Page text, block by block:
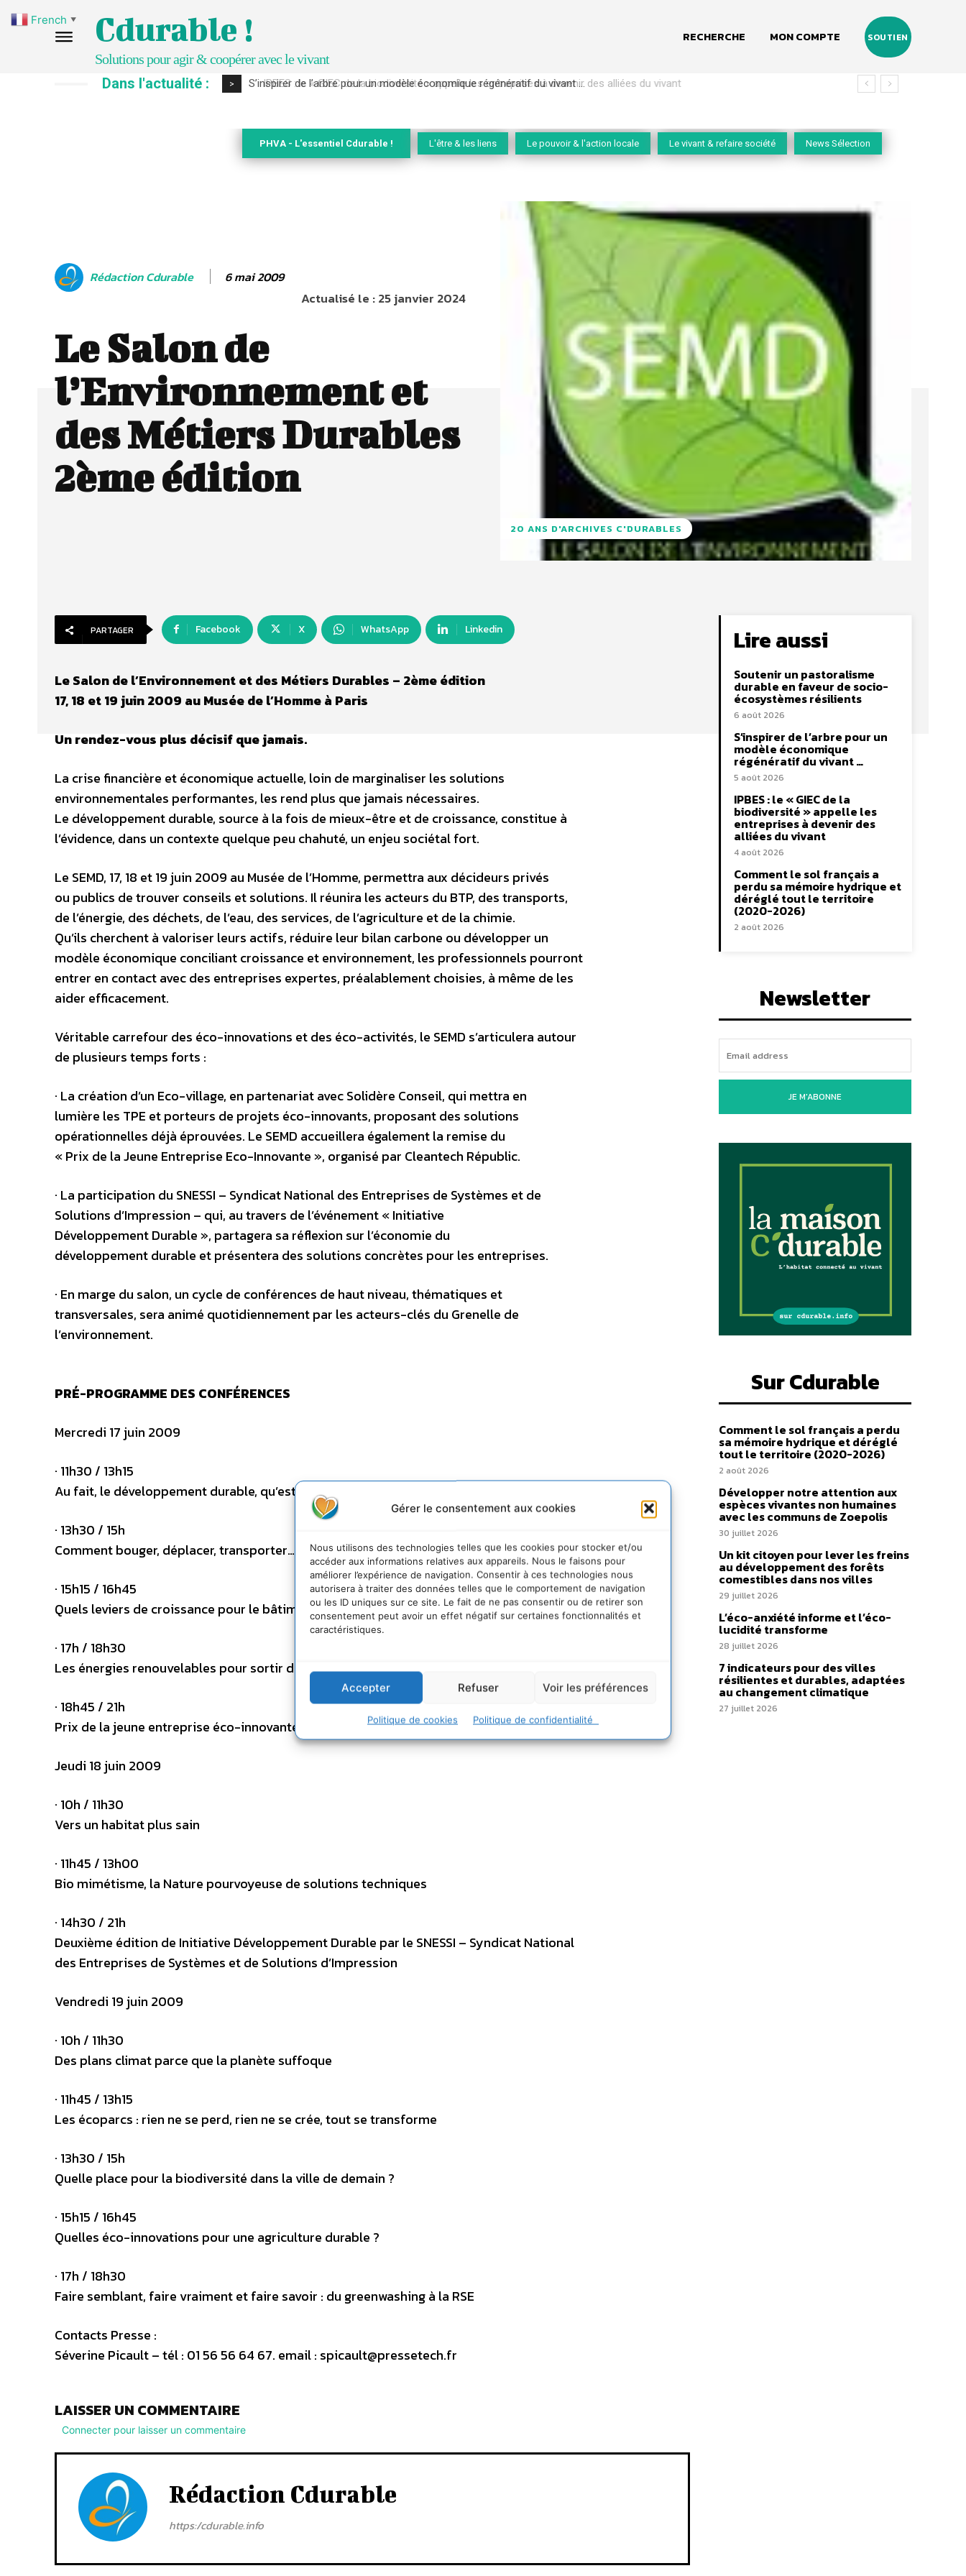
Gérer le consentement aux cookies
Nous utilisons des technologies telles que les cookies pour stocker et/ou
accéder aux informations relatives aux appareils. Nous le faisons pour
améliorer l’expérience de navigation. Consentir à ces technologies nous
autorisera à traiter des données telles que le comportement de navigation
ou les ID uniques sur ce site. Le fait de ne pas consentir ou de retirer son
consentement peut avoir un effet négatif sur certaines fonctionnalités et
caractéristiques.
Accepter Refuser Voir les préférences
Politique de cookies Politique de confidentialité
Cdurable !
Solutions pour agir & coopérer avec le vivant
RECHERCHE MON COMPTE SOUTIEN
Dans l'actualité : > IPBES : le « GIEC de la biodiversité » appelle les entreprises à devenir des alliées du vivant
PHVA - L'essentiel Cdurable ! L'être & les liens Le pouvoir & l'action locale Le vivant & refaire société News Sélection
Rédaction Cdurable 6 mai 2009
Actualisé le :25 janvier 2024
Le Salon de
l’Environnement et
des Métiers Durables
2ème édition
20 ANS D'ARCHIVES C'DURABLES
PARTAGER Facebook X WhatsApp Linkedin
Le Salon de l’Environnement et des Métiers Durables – 2ème édition
17, 18 et 19 juin 2009 au Musée de l’Homme à Paris
Un rendez-vous plus décisif que jamais.
La crise financière et économique actuelle, loin de marginaliser les solutions
environnementales performantes, les rend plus que jamais nécessaires.
Le développement durable, source à la fois de mieux-être et de croissance, constitue à
l’évidence, dans un contexte quelque peu chahuté, un enjeu sociétal fort.
Le SEMD, 17, 18 et 19 juin 2009 au Musée de l’Homme, permettra aux décideurs privés
ou publics de trouver conseils et solutions. Il réunira les acteurs du BTP, des transports,
de l’énergie, des déchets, de l’eau, des services, de l’agriculture et de la chimie.
Qu’ils cherchent à valoriser leurs actifs, réduire leur bilan carbone ou développer un
modèle économique conciliant croissance et environnement, les professionnels pourront
entrer en contact avec des entreprises expertes, préalablement choisies, à même de les
aider efficacement.
Véritable carrefour des éco-innovations et des éco-activités, le SEMD s’articulera autour
de plusieurs temps forts :
· La création d’un Eco-village, en partenariat avec Solidère Conseil, qui mettra en
lumière les TPE et porteurs de projets éco-innovants, proposant des solutions
opérationnelles déjà éprouvées. Le SEMD accueillera également la remise du
« Prix de la Jeune Entreprise Eco-Innovante », organisé par Cleantech Républic.
· La participation du SNESSI – Syndicat National des Entreprises de Systèmes et de
Solutions d’Impression – qui, au travers de l’événement « Initiative
Développement Durable », partagera sa réflexion sur l’économie du
développement durable et présentera des solutions concrètes pour les entreprises.
· En marge du salon, un cycle de conférences de haut niveau, thématiques et
transversales, sera animé quotidiennement par les acteurs-clés du Grenelle de
l’environnement.
PRÉ-PROGRAMME DES CONFÉRENCES
Mercredi 17 juin 2009
· 11h30 / 13h15
Au fait, le développement durable, qu’est-ce que c’est exactement ?
· 13h30 / 15h
Comment bouger, déplacer, transporter… durablement ?
· 15h15 / 16h45
Quels leviers de croissance pour le bâtiment propre et économe ?
· 17h / 18h30
Les énergies renouvelables pour sortir de la dépendance
· 18h45 / 21h
Prix de la jeune entreprise éco-innovante
Jeudi 18 juin 2009
· 10h / 11h30
Vers un habitat plus sain
· 11h45 / 13h00
Bio mimétisme, la Nature pourvoyeuse de solutions techniques
· 14h30 / 21h
Deuxième édition de Initiative Développement Durable par le SNESSI – Syndicat National
des Entreprises de Systèmes et de Solutions d’Impression
Vendredi 19 juin 2009
· 10h / 11h30
Des plans climat parce que la planète suffoque
· 11h45 / 13h15
Les écoparcs : rien ne se perd, rien ne se crée, tout se transforme
· 13h30 / 15h
Quelle place pour la biodiversité dans la ville de demain ?
· 15h15 / 16h45
Quelles éco-innovations pour une agriculture durable ?
· 17h / 18h30
Faire semblant, faire vraiment et faire savoir : du greenwashing à la RSE
Contacts Presse :
Séverine Picault – tél : 01 56 56 64 67. email : spicault@pressetech.fr
LAISSER UN COMMENTAIRE
Connecter pour laisser un commentaire
Rédaction Cdurable
https:/cdurable.info
Lire aussi
Soutenir un pastoralisme
durable en faveur de socio-
écosystèmes résilients
6 août 2026
S’inspirer de l’arbre pour un
modèle économique
régénératif du vivant …
5 août 2026
IPBES : le « GIEC de la
biodiversité » appelle les
entreprises à devenir des
alliées du vivant
4 août 2026
Comment le sol français a
perdu sa mémoire hydrique et
déréglé tout le territoire
(2020-2026)
2 août 2026
Newsletter
JE M'ABONNE
Sur Cdurable
Comment le sol français a perdu
sa mémoire hydrique et déréglé
tout le territoire (2020-2026)
2 août 2026
Développer notre attention aux
espèces vivantes non humaines
avec les communs de Zoepolis
30 juillet 2026
Un kit citoyen pour lever les freins
au développement des forêts
comestibles dans nos villes
29 juillet 2026
L’éco-anxiété informe et l’éco-
lucidité transforme
28 juillet 2026
7 indicateurs pour des villes
résilientes et durables, adaptées
au changement climatique
27 juillet 2026
French ▼